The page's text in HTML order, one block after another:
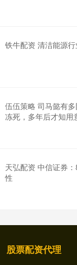
铁牛配资 清洁能源
伍伍策略 司马懿有
冻死，多年后才知用
天弘配资 中信证券
性
股票配资代理